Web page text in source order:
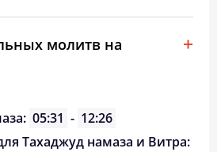
молитв на
05:31 - 12:26
Тахаджуд намаза и Витра: